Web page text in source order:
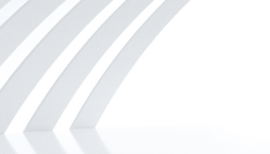
Новости
Контакты